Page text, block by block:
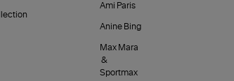
Ami Paris
Anine Bing
Max Mara
&
Sportmax